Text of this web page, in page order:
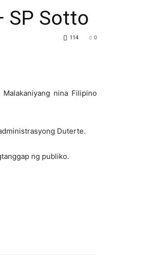
SP Sotto
0
114
nina Filipino
Duterte.
ng publiko.